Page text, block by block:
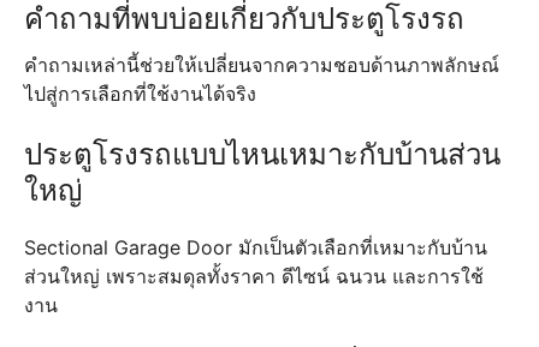
คำถามที่พบบ่อยเกี่ยวกับประตูโรงรถ
คำถามเหล่านี้ช่วยให้เปลี่ยนจากความชอบด้านภาพลักษณ์
ไปสู่การเลือกที่ใช้งานได้จริง
ประตูโรงรถแบบไหนเหมาะกับบ้านส่วน
ใหญ่
Sectional Garage Door มักเป็นตัวเลือกที่เหมาะกับบ้าน
ส่วนใหญ่ เพราะสมดุลทั้งราคา ดีไซน์ ฉนวน และการใช้
งาน